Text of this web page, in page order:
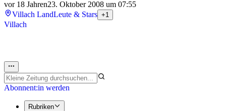
vor 18 Jahren23. Oktober 2008 um 07:55
Villach LandLeute & Stars +1
Villach
Abonnent:in werden
Rubriken